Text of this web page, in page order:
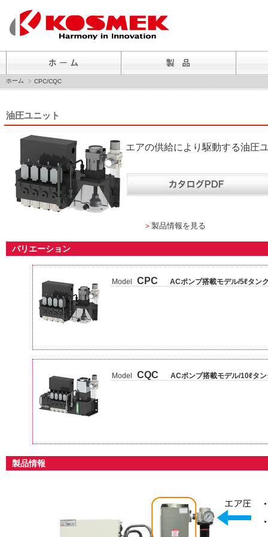
ホーム CPC/CQC
油圧ユニット
エアの供給により駆動する油圧
＞ 製品情報を見る
バリエーション
Model CPC ACポンプ搭載モデル/5ℓタン
Model CQC ACポンプ搭載モデル/10ℓタ
製品情報